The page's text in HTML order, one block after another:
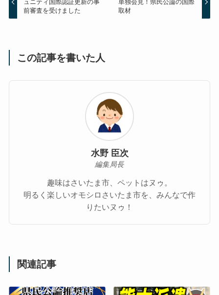
ュニティ国際認証更新の事
前審査を受けました
単独会見！県民公論の国際
取材
この記事を書いた人
水野 臣次
編集局長
趣味はさいたま市、ペットはヌゥ。
明るく楽しいオモシロさいたま市を、みんなで作
りたいヌゥ！
関連記事